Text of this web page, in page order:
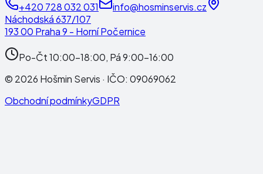
+420 728 032 031
info@hosminservis.cz
Náchodská 637/107
193 00 Praha 9 - Horní Počernice
Po-Čt 10:00-18:00, Pá 9:00-16:00
© 2026 Hošmin Servis · IČO: 09069062
Obchodní podmínkyGDPR